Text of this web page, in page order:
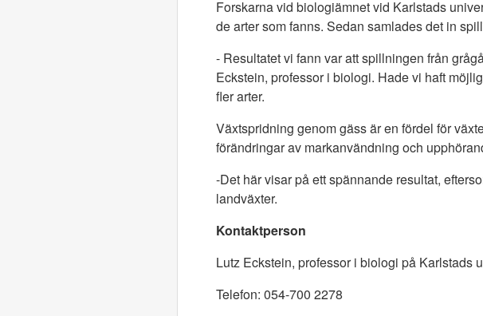
Forskarna vid biologiämnet vid Karlstads
de arter som fanns. Sedan samlades det in
- Resultatet vi fann var att spillningen från
Eckstein, professor i biologi. Hade vi haft
fler arter.
Växtspridning genom gäss är en fördel för
förändringar av markanvändning och
-Det här visar på ett spännande resultat,
landväxter.
Kontaktperson
Lutz Eckstein, professor i biologi på Karlstads
Telefon: 054-700 2278